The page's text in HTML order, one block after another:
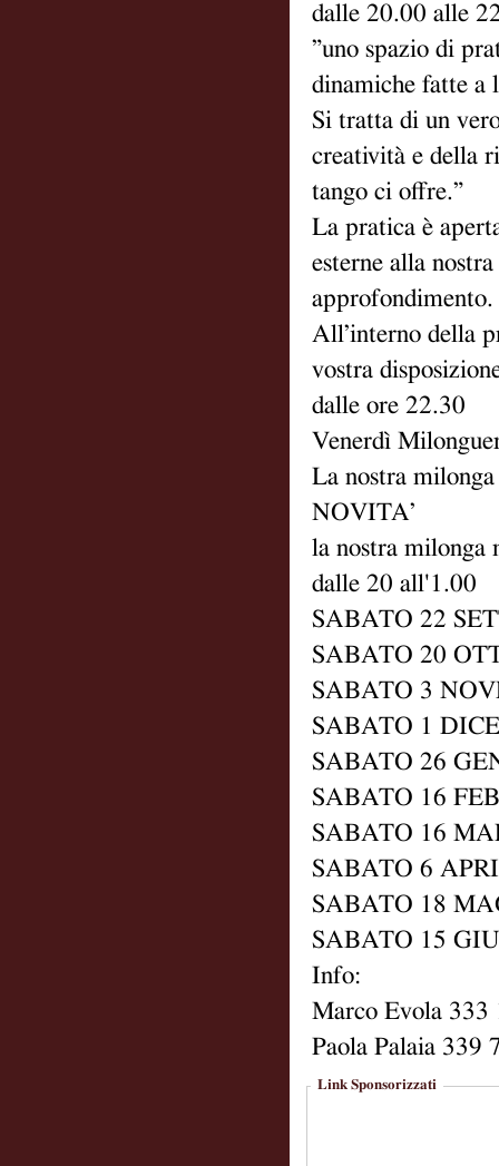
dalle 20.00 alle
”uno spazio di
dinamiche fatte a
Si tratta di un
creatività e della
tango ci offre.”
La pratica è
esterne alla
approfondimento.
All’interno della
vostra
dalle ore 22.30
Venerdì
La nostra
NOVITA’
la nostra milonga
dalle 20 all'1.00
SABATO 22
SABATO 20
SABATO 3
SABATO 1
SABATO 26
SABATO 16
SABATO 16
SABATO 6
SABATO 18
SABATO 15
Info:
Marco Evola
Paola Palaia 339
Link Sponsorizzati